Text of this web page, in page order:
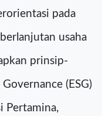
pada
usaha
prinsip-
(ESG)
Pertamina,